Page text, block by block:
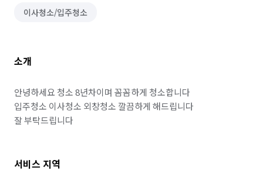
이사청소/입주청소
소개
안녕하세요 청소 8년차이며 꼼꼼하게 청소합니다
입주청소 이사청소 외창청소 깔끔하게 해드립니다
잘 부탁드립니다
서비스 지역